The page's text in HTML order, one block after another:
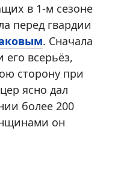
в 1-м сезоне
перед гвардии
. Сначала
всерьёз,
сторону при
ясно дал
более 200
он